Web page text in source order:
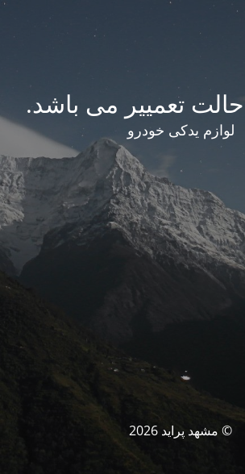
تعمییر می باشد.
لوازم یدکی خودرو
© مشهد پراید 2026